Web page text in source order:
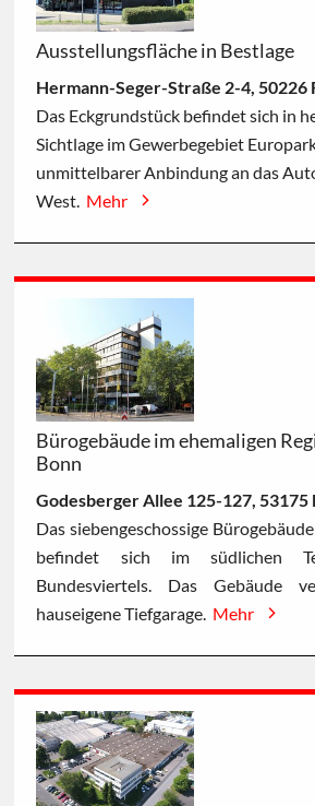
Ausstellungsfläche in Bestlage
Hermann-Seger-Straße 2-4, 50226
Das Eckgrundstück befindet sich in
Sichtlage im Gewerbegebiet
unmittelbarer Anbindung an das
West. Mehr
Bürogebäude im ehemaligen
Bonn
Godesberger Allee 125-127, 53175
Das siebengeschossige
befindet sich im südlichen
Bundesviertels. Das Gebäude
hauseigene Tiefgarage. Mehr